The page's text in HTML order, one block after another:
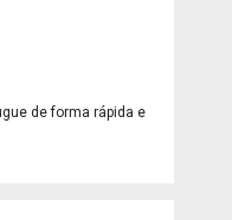
de forma rápida e